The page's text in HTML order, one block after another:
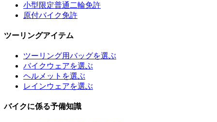
小型限定普通二輪免許
原付バイク免許
ツーリングアイテム
ツーリング用バッグを選ぶ
バイクウェアを選ぶ
ヘルメットを選ぶ
レインウェアを選ぶ
バイクに係る予備知識